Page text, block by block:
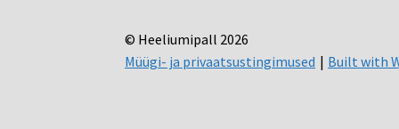
© Heeliumipall 2026
Müügi- ja privaatsustingimused
Built with